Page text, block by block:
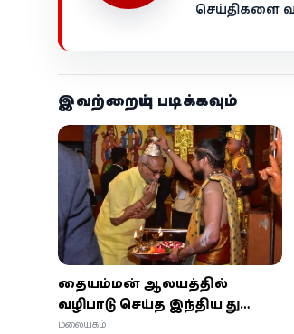
செய்திகளை
இவற்றையும் படிக்கவும்
சீதையம்மன் ஆலயத்தில்
வழிபாடு செய்த இந்திய துணை
ஜனாதிபதி ராதாகிருஷ்ணன்
மலையகம்